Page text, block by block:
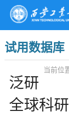
试用数据库
当前位
泛研
全球科